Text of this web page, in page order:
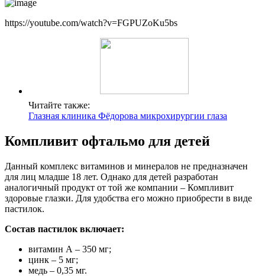
https://youtube.com/watch?v=FGPUZoKu5bs
Читайте также:
Глазная клиника Фёдорова микрохирургии глаза
Компливит офтальмо для детей
Данный комплекс витаминов и минералов не предназначен
для лиц младше 18 лет. Однако для детей разработан
аналогичный продукт от той же компании – Компливит
здоровые глазки. Для удобства его можно приобрести в виде
пастилок.
Состав пастилок включает:
витамин А – 350 мг;
цинк – 5 мг;
медь – 0,35 мг.